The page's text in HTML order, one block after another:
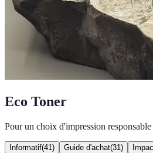
Eco Toner
Pour un choix d'impression responsable
Informatif(41 ) Guide d'achat(31 )